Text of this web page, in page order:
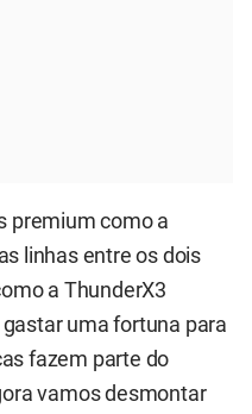
premium como a
linhas entre os dois
a ThunderX3
uma fortuna para
fazem parte do
vamos desmontar